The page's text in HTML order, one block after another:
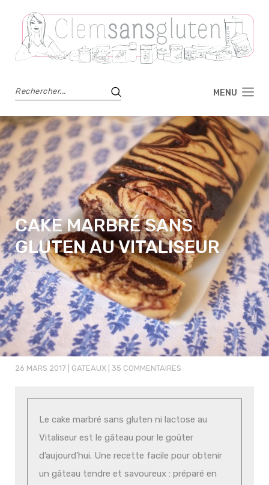
MENU
CAKE MARBRÉ SANS
GLUTEN AU VITALISEUR
26 MARS 2017 GATEAUX 35 COMMENTAIRES
Le cake marbré sans gluten ni lactose au
Vitaliseur est le gâteau pour le goûter
d’aujourd’hui. Une recette facile pour obtenir
un gâteau tendre et savoureux : préparé en